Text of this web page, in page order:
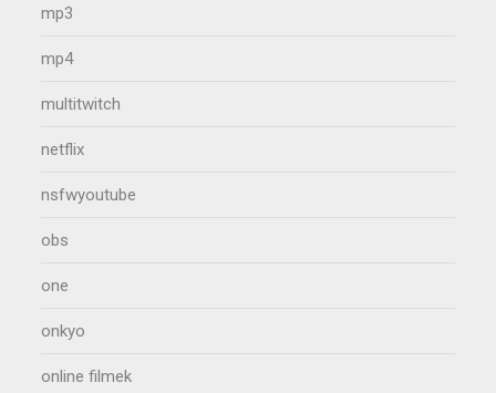
mp3
mp4
multitwitch
netflix
nsfwyoutube
obs
one
onkyo
online filmek